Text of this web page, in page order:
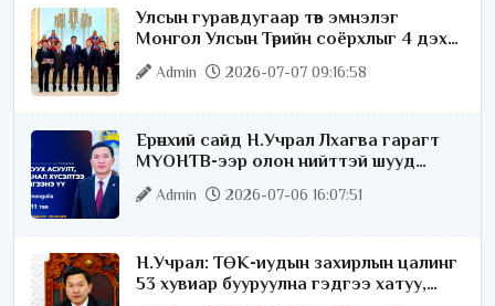
Улсын гуравдугаар төв эмнэлэг
Монгол Улсын Төрийн соёрхлыг 4 дэх
Admin 2026-07-07 09:16:58
Ерөнхий сайд Н.Учрал Лхагва гарагт
МҮОНТВ-ээр олон нийттэй шууд
Admin 2026-07-06 16:07:51
Н.Учрал: ТӨК-иудын захирлын цалинг
53 хувиар бууруулна гэдгээ хатуу,